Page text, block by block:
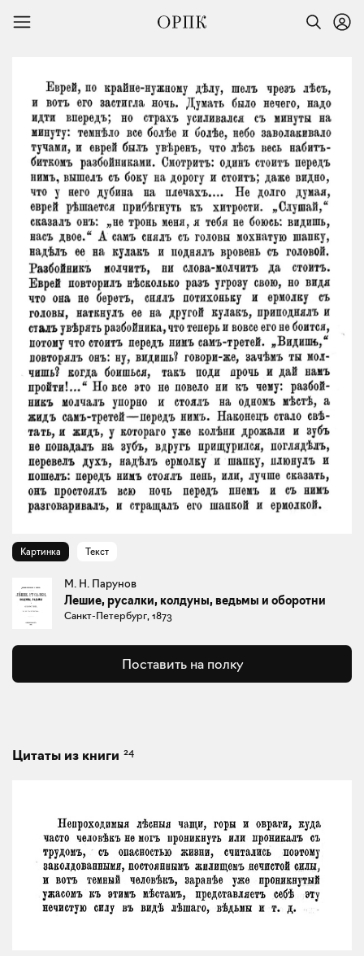
Картинка Текст
М. Н. Парунов
Лешие, русалки, колдуны, ведьмы и оборотни
Санкт-Петербург, 1873
Поставить на полку
Цитаты из книги 24